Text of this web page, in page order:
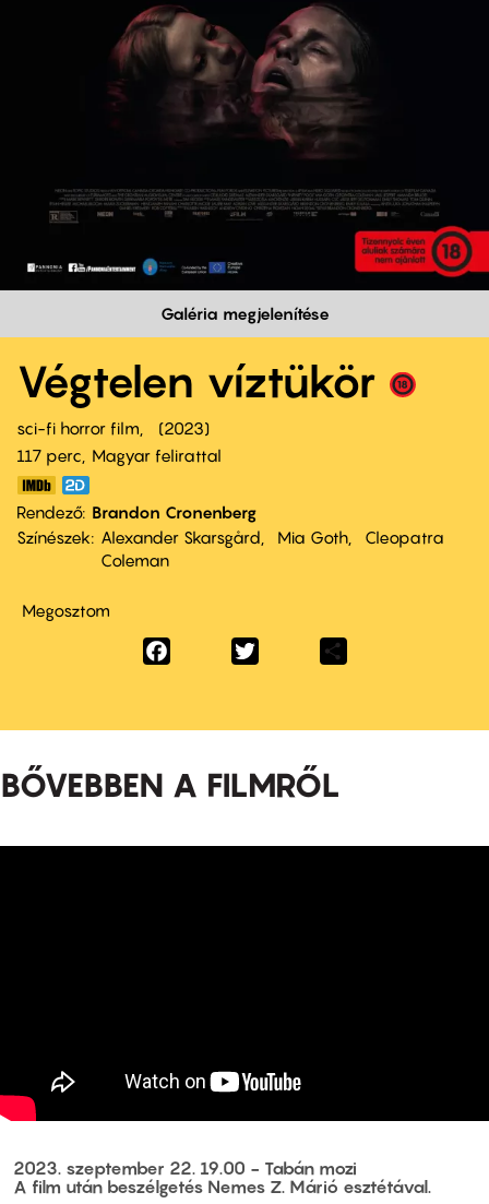
Galéria megjelenítése
Végtelen víztükör
sci-fi horror film
2023
117 perc,
Magyar felirattal
Rendező Brandon Cronenberg
Színészek
Alexander Skarsgård Mia Goth
Cleopatra
Coleman
Megosztom
Facebook
BŐVEBBEN A FILMRŐL
2023. szeptember 22. 19.00 - Tabán mozi
A film után beszélgetés Nemes Z. Márió esztétával.